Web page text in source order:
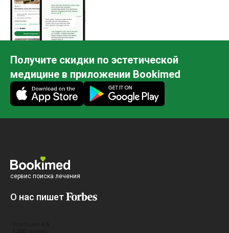
Получите скидки по эстетической
медицине в приложении Bookimed
сервис поиска лечения
О нас пишет